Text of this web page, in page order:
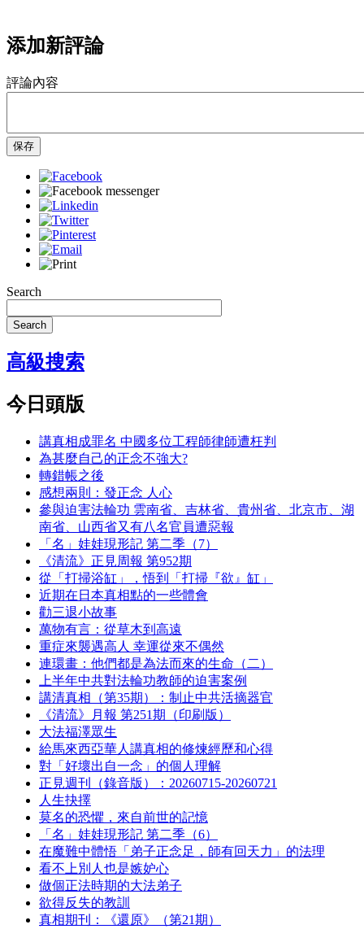
添加新評論
評論內容
保存
Search
Search
高級搜索
今日頭版
講真相成罪名 中國多位工程師律師遭枉判
為甚麼自己的正念不強大?
轉錯帳之後
感想兩則：發正念 人心
參與迫害法輪功 雲南省、吉林省、貴州省、北京市、湖
南省、山西省又有八名官員遭惡報
「名」娃娃現形記 第二季（7）
《清流》正見周報 第952期
從「打掃浴缸」，悟到「打掃『欲』缸」
近期在日本真相點的一些體會
勸三退小故事
萬物有言：從草木到高遠
重症來襲遇高人 幸運從來不偶然
連環畫：他們都是為法而來的生命（二）
上半年中共對法輪功教師的迫害案例
講清真相（第35期）：制止中共活摘器官
《清流》月報 第251期（印刷版）
大法福澤眾生
給馬來西亞華人講真相的修煉經歷和心得
對「好壞出自一念」的個人理解
正見週刊（錄音版）：20260715-20260721
人生抉擇
莫名的恐懼，來自前世的記憶
「名」娃娃現形記 第二季（6）
在魔難中體悟「弟子正念足，師有回天力」的法理
看不上別人也是嫉妒心
做個正法時期的大法弟子
欲得反失的教訓
真相期刊：《還原》（第21期）